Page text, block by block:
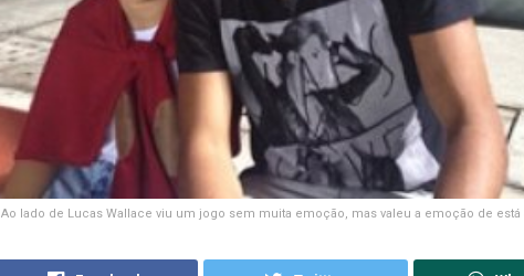
Ao lado de Lucas Wallace viu um jogo sem muita emoção, mas valeu a emoção de está